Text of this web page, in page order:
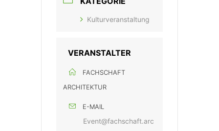
Kulturveranstaltung
VERANSTALTER
FACHSCHAFT
ARCHITEKTUR
E-MAIL
Event@fachschaft.arc